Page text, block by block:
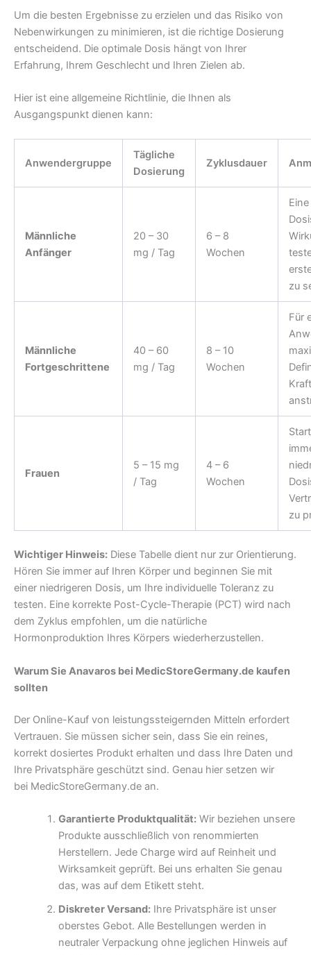
Um die besten Ergebnisse zu erzielen und das Risiko von
Nebenwirkungen zu minimieren, ist die richtige Dosierung
entscheidend. Die optimale Dosis hängt von Ihrer
Erfahrung, Ihrem Geschlecht und Ihren Zielen ab.
Hier ist eine allgemeine Richtlinie, die Ihnen als
Ausgangspunkt dienen kann:
Anwendergruppe
Tägliche
Dosierung
Zyklusdauer
Männliche
Anfänger
20 – 30
mg / Tag
6 – 8
Wochen
zu
Männliche
Fortgeschrittene
40 – 60
mg / Tag
8 – 10
Wochen
Für
Kraft
Frauen
5 – 15 mg
/ Tag
4 – 6
Wochen
zu
Wichtiger Hinweis: Diese Tabelle dient nur zur Orientierung.
Hören Sie immer auf Ihren Körper und beginnen Sie mit
einer niedrigeren Dosis, um Ihre individuelle Toleranz zu
testen. Eine korrekte Post-Cycle-Therapie (PCT) wird nach
dem Zyklus empfohlen, um die natürliche
Hormonproduktion Ihres Körpers wiederherzustellen.
Warum Sie Anavaros bei MedicStoreGermany.de kaufen
sollten
Der Online-Kauf von leistungssteigernden Mitteln erfordert
Vertrauen. Sie müssen sicher sein, dass Sie ein reines,
korrekt dosiertes Produkt erhalten und dass Ihre Daten und
Ihre Privatsphäre geschützt sind. Genau hier setzen wir
bei MedicStoreGermany.de an.
Garantierte Produktqualität:Wir beziehen unsere
Produkte ausschließlich von renommierten
Herstellern. Jede Charge wird auf Reinheit und
Wirksamkeit geprüft. Bei uns erhalten Sie genau
das, was auf dem Etikett steht.
Diskreter Versand:Ihre Privatsphäre ist unser
oberstes Gebot. Alle Bestellungen werden in
neutraler Verpackung ohne jeglichen Hinweis auf